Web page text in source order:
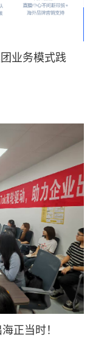
业务模式践
正当时！